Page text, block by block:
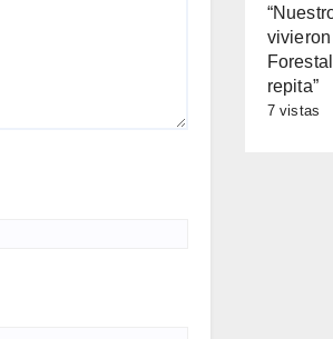
repita”
7 vistas